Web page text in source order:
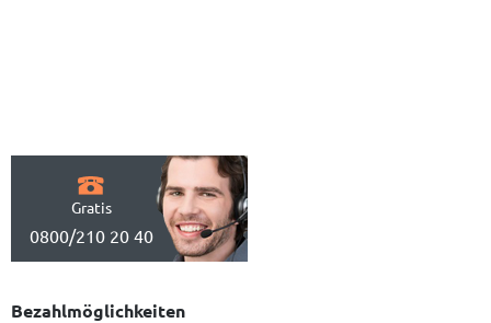
Gratis
0800/210 20 40
Bezahlmöglichkeiten